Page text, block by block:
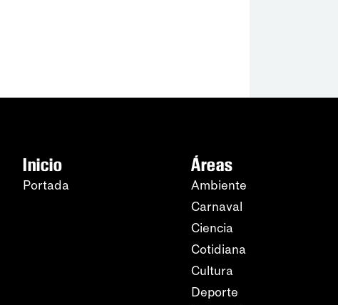
Inicio
Portada
Áreas
Ambiente
Carnaval
Ciencia
Cotidiana
Cultura
Deporte